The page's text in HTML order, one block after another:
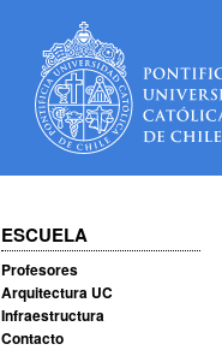
ESCUELA
Profesores
Arquitectura UC
Infraestructura
Contacto